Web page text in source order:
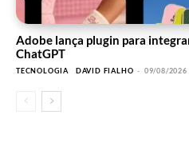
Adobe lança plugin para
ChatGPT
TECNOLOGIA DAVID FIALHO - 09/08/2026